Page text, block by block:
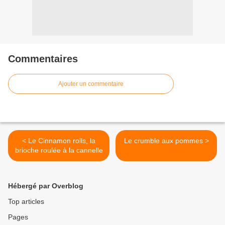
Commentaires
Ajouter un commentaire
< Le Cinnamon rolls, la
brioche roulée à la cannelle
Le crumble aux pommes >
Hébergé par Overblog
Top articles
Pages